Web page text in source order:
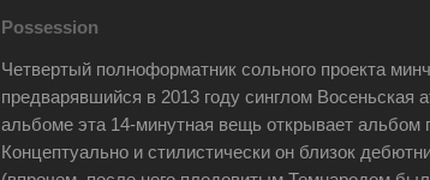
Possession
Четвертый полноформатник сольного проекта
предварявшийся в 2013 году синглом
альбоме эта 14-минутная вещь открывает альбом
Концептуально и стилистически он близок